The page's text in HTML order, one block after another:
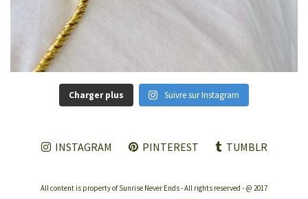
Charger plus Suivre sur Instagram
INSTAGRAM PINTEREST TUMBLR
All content is property of Sunrise Never Ends - All rights reserved - @ 2017